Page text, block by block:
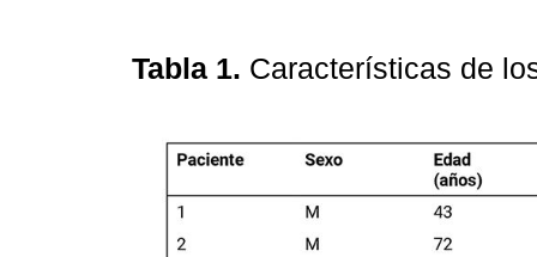
Tabla 1. Características de